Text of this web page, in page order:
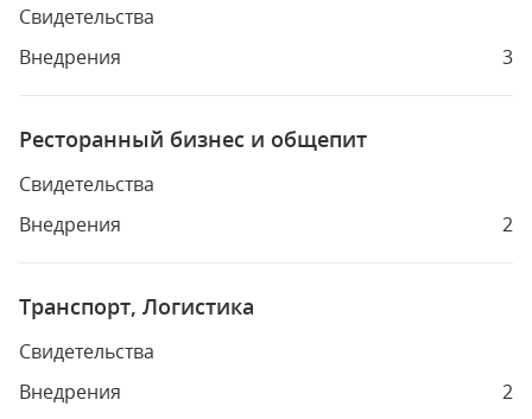
Свидетельства
Внедрения
3
Ресторанный бизнес и общепит
Свидетельства
Внедрения
2
Транспорт, Логистика
Свидетельства
Внедрения
2